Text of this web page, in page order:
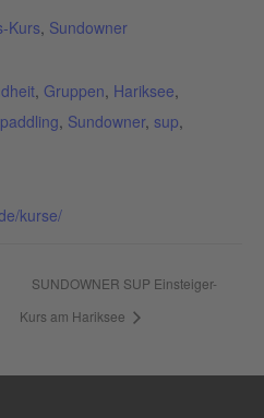
Kurs, Sundowner
, Gruppen, Hariksee,
, Sundowner, sup,
kurse/
SUNDOWNER SUP Einsteiger-
Kurs am Hariksee